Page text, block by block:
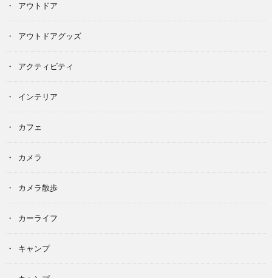
アウトドア
アウトドアグッズ
アクティビティ
インテリア
カフェ
カメラ
カメラ散歩
カーライフ
キャンプ